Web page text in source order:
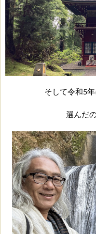
そして令和5
選んだの